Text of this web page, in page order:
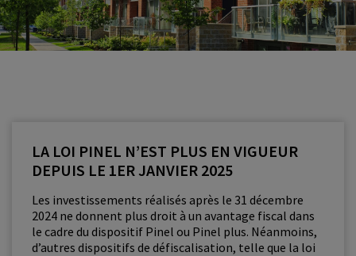
LA LOI PINEL N’EST PLUS EN VIGUEUR
DEPUIS LE 1ER JANVIER 2025
Les investissements réalisés après le 31 décembre
2024 ne donnent plus droit à un avantage fiscal dans
le cadre du dispositif Pinel ou Pinel plus. Néanmoins,
d’autres dispositifs de défiscalisation, telle que la loi